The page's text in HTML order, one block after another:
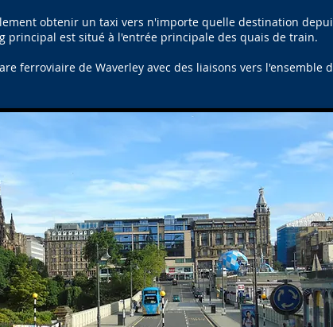
obtenir un taxi vers n'importe quelle destination
principal est situé à l'entrée principale des quais de train.
ferroviaire de Waverley avec des liaisons vers l'ensemble